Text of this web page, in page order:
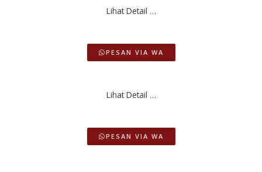
Lihat Detail …
PESAN VIA WA
Lihat Detail …
PESAN VIA WA